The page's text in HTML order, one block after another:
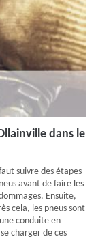
dans le
suivre des étapes
avant de faire les
Ensuite,
cela, les pneus sont
conduite en
charger de ces